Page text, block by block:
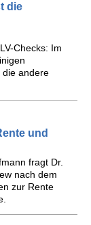
die
Checks: Im
die andere
und
fragt Dr.
nach dem
zur Rente